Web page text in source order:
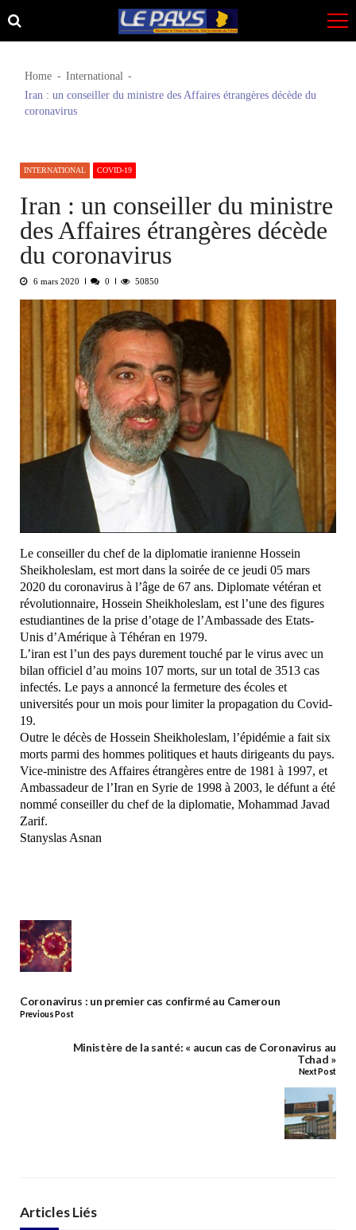
Skip
to
Skip
to
Home
International
Iran : un conseiller du ministre des Affaires étrangères décède du
coronavirus
INTERNATIONAL COVID-19
Iran : un conseiller du ministre
des Affaires étrangères décède
du coronavirus
6 mars 2020 0 50850
Le conseiller du chef de la diplomatie iranienne Hossein
Sheikholeslam, est mort dans la soirée de ce jeudi 05 mars
2020 du coronavirus à l’âge de 67 ans. Diplomate vétéran et
révolutionnaire, Hossein Sheikholeslam, est l’une des figures
estudiantines de la prise d’otage de l’Ambassade des Etats-
Unis d’Amérique à Téhéran en 1979.
L’iran est l’un des pays durement touché par le virus avec un
bilan officiel d’au moins 107 morts, sur un total de 3513 cas
infectés. Le pays a annoncé la fermeture des écoles et
universités pour un mois pour limiter la propagation du Covid-
19.
Outre le décès de Hossein Sheikholeslam, l’épidémie a fait six
morts parmi des hommes politiques et hauts dirigeants du pays.
Vice-ministre des Affaires étrangères entre de 1981 à 1997, et
Ambassadeur de l’Iran en Syrie de 1998 à 2003, le défunt a été
nommé conseiller du chef de la diplomatie, Mohammad Javad
Zarif.
Stanyslas Asnan
Coronavirus : un premier cas confirmé au Cameroun
Previous Post
Ministère de la santé: « aucun cas de Coronavirus au
Tchad »
Next Post
Articles Liés